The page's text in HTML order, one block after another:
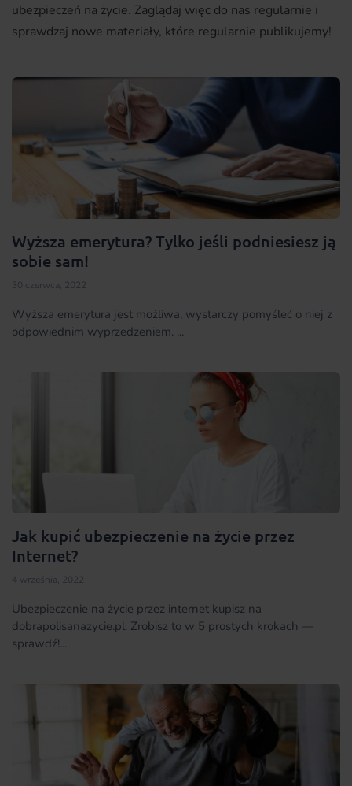
ubezpieczeń na życie. Zaglądaj więc do nas regularnie i
sprawdzaj nowe materiały, które regularnie publikujemy!
Wyższa emerytura? Tylko jeśli podniesiesz ją
sobie sam!
30 czerwca, 2022
Wyższa emerytura jest możliwa, wystarczy pomyśleć o niej z
odpowiednim wyprzedzeniem. ...
Jak kupić ubezpieczenie na życie przez
Internet?
4 września, 2022
Ubezpieczenie na życie przez internet kupisz na
dobrapolisanazycie.pl. Zrobisz to w 5 prostych krokach —
sprawdź!...